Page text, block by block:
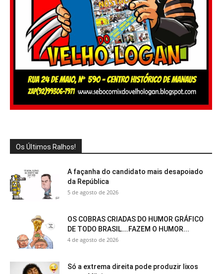
Os Últimos Ralhos!
A façanha do candidato mais desapoiado
da República
5 de agosto de 2026
OS COBRAS CRIADAS DO HUMOR GRÁFICO
DE TODO BRASIL….FAZEM O HUMOR...
4 de agosto de 2026
Só a extrema direita pode produzir lixos